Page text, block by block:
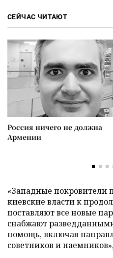
СЕЙЧАС ЧИТАЮТ
Россия ничего не должна
Армении
«Западные покровители
киевские власти к
поставляют все новые
снабжают
помощь, включая
советников и